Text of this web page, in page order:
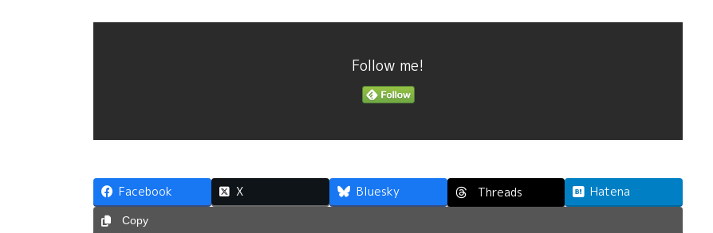
Follow me!
Facebook X Bluesky Threads Hatena
Copy